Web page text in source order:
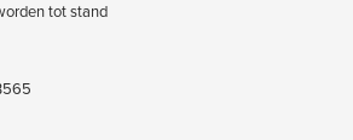
tot stand